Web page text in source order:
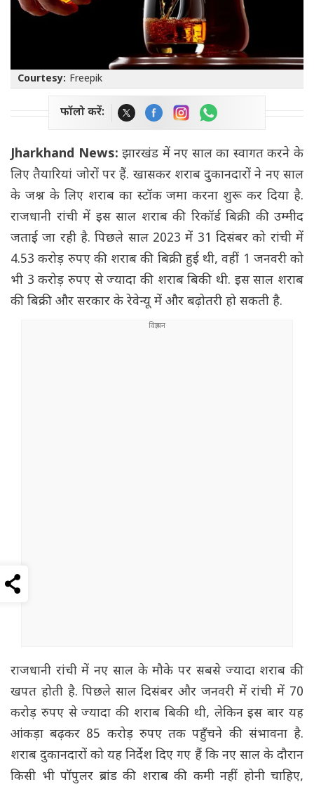
Courtesy: Freepik
फॉलो करें:
Jharkhand News:झारखंड में नए साल का स्वागत करने के
लिए तैयारियां जोरों पर हैं. खासकर शराब दुकानदारों ने नए साल
के जश्न के लिए शराब का स्टॉक जमा करना शुरू कर दिया है.
राजधानी रांची में इस साल शराब की रिकॉर्ड बिक्री की उम्मीद
जताई जा रही है. पिछले साल 2023 में 31 दिसंबर को रांची में
4.53 करोड़ रुपए की शराब की बिक्री हुई थी, वहीं 1 जनवरी को
भी 3 करोड़ रुपए से ज्यादा की शराब बिकी थी. इस साल शराब
की बिक्री और सरकार के रेवेन्यू में और बढ़ोतरी हो सकती है.
राजधानी रांची में नए साल के मौके पर सबसे ज्यादा शराब की
खपत होती है. पिछले साल दिसंबर और जनवरी में रांची में 70
करोड़ रुपए से ज्यादा की शराब बिकी थी, लेकिन इस बार यह
आंकड़ा बढ़कर 85 करोड़ रुपए तक पहुँचने की संभावना है.
शराब दुकानदारों को यह निर्देश दिए गए हैं कि नए साल के दौरान
किसी भी पॉपुलर ब्रांड की शराब की कमी नहीं होनी चाहिए,